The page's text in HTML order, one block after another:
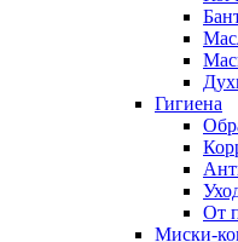
Гигиена
От
Миски-